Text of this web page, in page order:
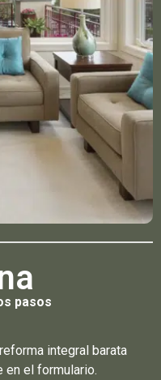
pasos
integral barata
en el formulario.